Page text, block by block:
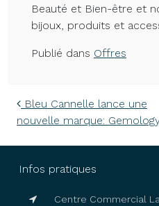
Beauté et Bien-être et
bijoux, produits et
Publié dans Offres
Navigation
Bleu Cannelle lance une
nouvelle marque:
Infos pratiques
Centre Commercial